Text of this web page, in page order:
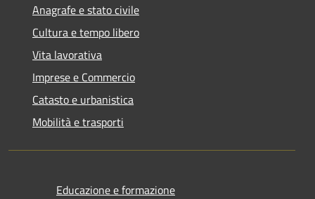
Anagrafe e stato civile
Cultura e tempo libero
Vita lavorativa
Imprese e Commercio
Catasto e urbanistica
Mobilità e trasporti
Educazione e formazione